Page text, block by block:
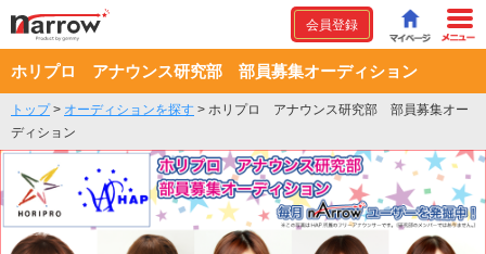
会員登録
ホリプロ アナウンス研究部 部員募集オーディション
トップ> オーディションを探す > ホリプロ アナウンス研究部 部員募集オー
ディション